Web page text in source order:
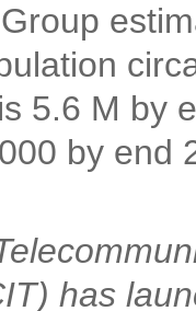
5.6 M by
by end
has